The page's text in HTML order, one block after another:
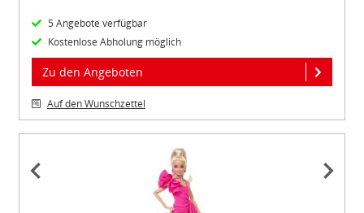
5 Angebote verfügbar
Kostenlose Abholung möglich
Zu den Angeboten
Auf den Wunschzettel